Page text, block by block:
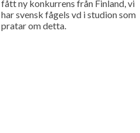
fått ny konkurrens från Finland, vi
har svensk fågels vd i studion som
pratar om detta.